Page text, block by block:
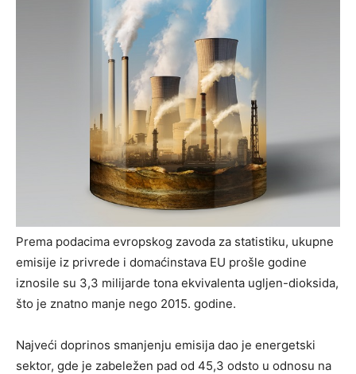
Prema podacima evropskog zavoda za statistiku, ukupne
emisije iz privrede i domaćinstava EU prošle godine
iznosile su 3,3 milijarde tona ekvivalenta ugljen-dioksida,
što je znatno manje nego 2015. godine.
Najveći doprinos smanjenju emisija dao je energetski
sektor, gde je zabeležen pad od 45,3 odsto u odnosu na